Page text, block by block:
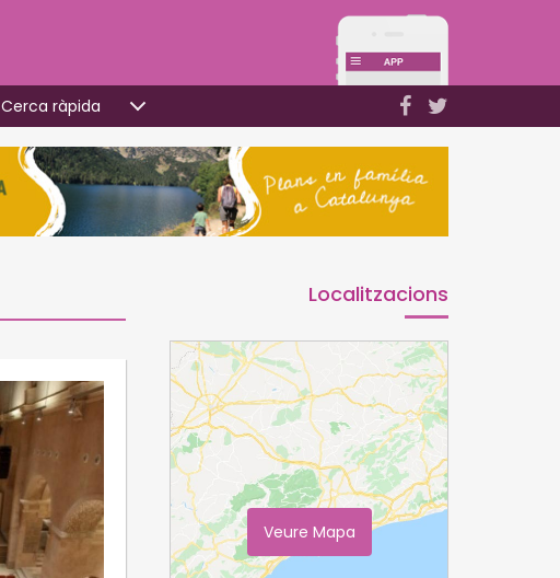
Cerca ràpida
Localitzacions
Veure Mapa